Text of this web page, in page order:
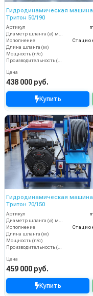
Гидродинамическая машина
Тритон 50/190
Артикул
Исполнение
Длина шланга (м)
Мощность (л/с)
Цена
438 000 руб.
Купить
Гидродинамическая машина
Тритон 70/150
Артикул
Диаметр шланга (⌀) мм:
Исполнение
Длина шланга (м)
Мощность (л/с)
Производительность (л/мин)
Цена
459 000 руб.
Купить